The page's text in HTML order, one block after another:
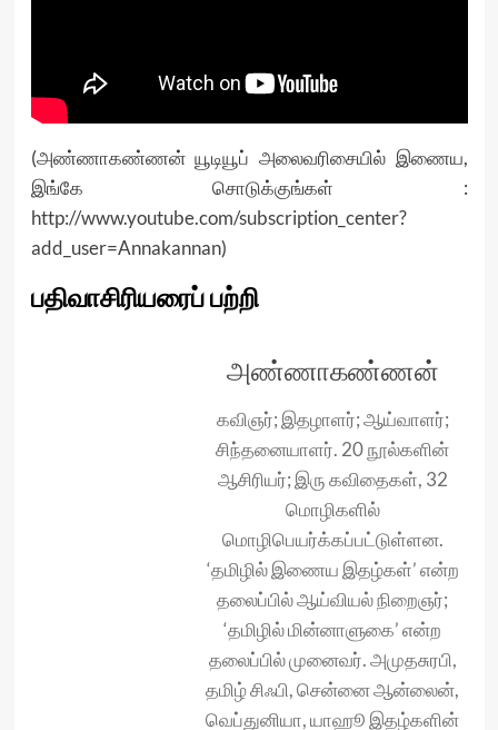
(அண்ணாகண்ணன் யூடியூப் அலைவரிசையில் இணைய,
இங்கே சொடுக்குங்கள் :
http://www.youtube.com/subscription_center?
add_user=Annakannan)
பதிவாசிரியரைப் பற்றி
அண்ணாகண்ணன்
கவிஞர்; இதழாளர்; ஆய்வாளர்;
சிந்தனையாளர். 20 நூல்களின்
ஆசிரியர்; இரு கவிதைகள், 32
மொழிகளில்
மொழிபெயர்க்கப்பட்டுள்ளன.
‘தமிழில் இணைய இதழ்கள்’ என்ற
தலைப்பில் ஆய்வியல் நிறைஞர்;
‘தமிழில் மின்னாளுகை’ என்ற
தலைப்பில் முனைவர். அமுதசுரபி,
தமிழ் சிஃபி, சென்னை ஆன்லைன்,
வெப்துனியா, யாஹூ இதழ்களின்